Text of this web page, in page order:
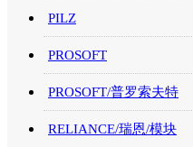
PILZ
PROSOFT
PROSOFT/普罗索夫特
RELIANCE/瑞恩/模块